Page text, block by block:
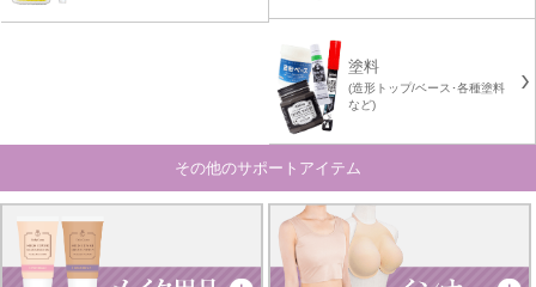
塗料
(造形トップ/ベース･各種塗料
など)
その他のサポートアイテム